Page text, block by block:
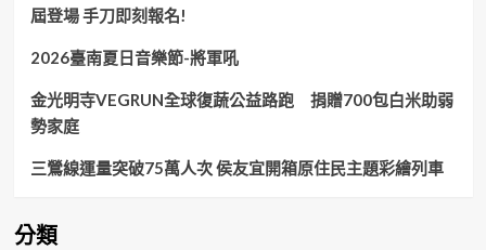
屆登場 手刀即刻報名!
2026臺南夏日音樂節-將軍吼
金光明寺VEGRUN全球復蔬公益路跑 捐贈700包白米助弱
勢家庭
三鶯線運量突破75萬人次 侯友宜開箱原住民主題彩繪列車
分類